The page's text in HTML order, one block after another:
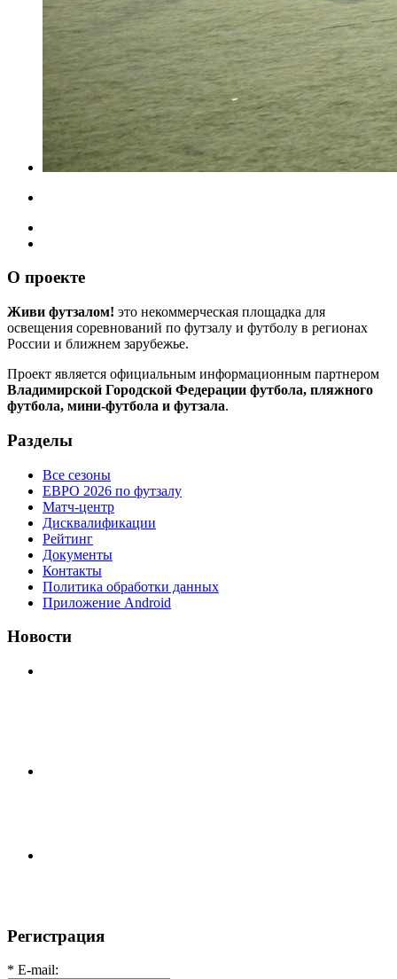
О проекте
Живи футзалом! это некоммерческая площадка для
освещения соревнований по футзалу и футболу в регионах
России и ближнем зарубежье.
Проект является официальным информационным партнером
Владимирской Городской Федерации футбола, пляжного
футбола, мини-футбола и футзала.
Разделы
Все сезоны
ЕВРО 2026 по футзалу
Матч-центр
Дисквалификации
Рейтинг
Документы
Контакты
Политика обработки данных
Приложение Android
Новости
Регистрация
* E-mail: